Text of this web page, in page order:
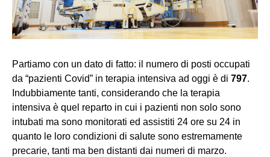
Partiamo con un dato di fatto: il numero di posti occupati
da “pazienti Covid” in terapia intensiva ad oggi è di 797.
Indubbiamente tanti, considerando che la terapia
intensiva è quel reparto in cui i pazienti non solo sono
intubati ma sono monitorati ed assistiti 24 ore su 24 in
quanto le loro condizioni di salute sono estremamente
precarie, tanti ma ben distanti dai numeri di marzo.